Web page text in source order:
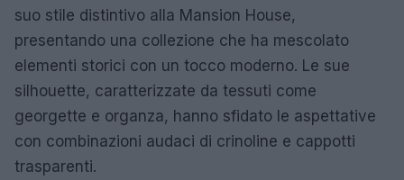
suo stile distintivo alla Mansion House,
presentando una collezione che ha mescolato
elementi storici con un tocco moderno. Le sue
silhouette, caratterizzate da tessuti come
georgette e organza, hanno sfidato le aspettative
con combinazioni audaci di crinoline e cappotti
trasparenti.